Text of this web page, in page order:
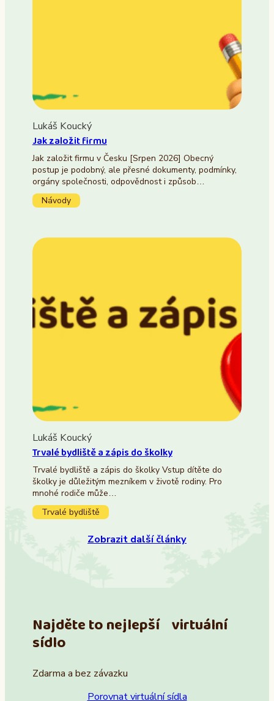
Lukáš Koucký
Jak založit firmu
Jak založit firmu v Česku [Srpen 2026] Obecný
postup je podobný, ale přesné dokumenty, podmínky,
orgány společnosti, odpovědnost i způsob…
Návody
Lukáš Koucký
Trvalé bydliště a zápis do školky
Trvalé bydliště a zápis do školky Vstup dítěte do
školky je důležitým mezníkem v životě rodiny. Pro
mnohé rodiče může…
Trvalé bydliště
Zobrazit další články
Najděte to nejlepší virtuální
sídlo
Zdarma a bez závazku
Porovnat virtuální sídla